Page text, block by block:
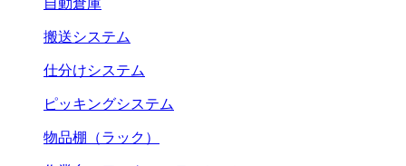
搬送システム
仕分けシステム
ピッキングシステム
物品棚（ラック）